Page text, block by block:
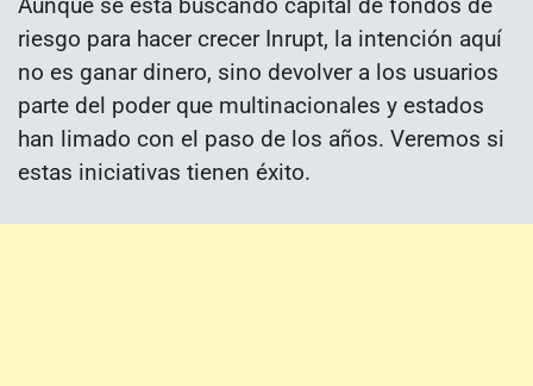
riesgo para hacer crecer Inrupt, la intención aquí
no es ganar dinero, sino devolver a los usuarios
parte del poder que multinacionales y estados
han limado con el paso de los años. Veremos si
estas iniciativas tienen éxito.